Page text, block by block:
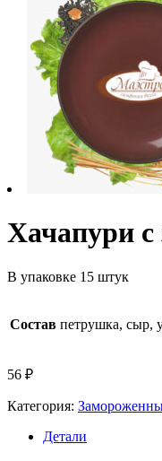
Хачапури с
В упаковке 15 штук
Состав петрушка, сыр,
56 ₽
Категория:
Детали